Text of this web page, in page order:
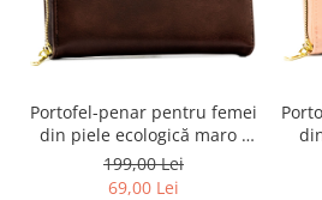
Portofel-penar pentru femei
din piele ecologică maro -
Rovicky PTR-R-PRK-01-F7-
6321-BRO
199,00 Lei
69,00 Lei